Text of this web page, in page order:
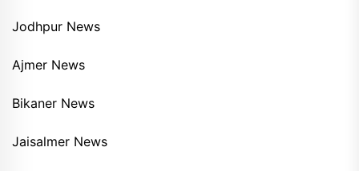
Jodhpur News
Ajmer News
Bikaner News
Jaisalmer News